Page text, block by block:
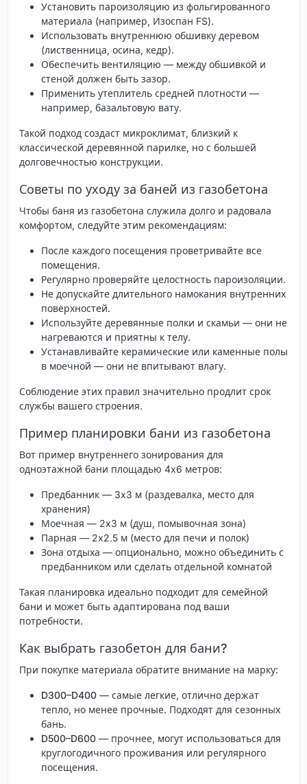
Установить пароизоляцию из фольгированного
материала (например, Изоспан FS).
Использовать внутреннюю обшивку деревом
(лиственница, осина, кедр).
Обеспечить вентиляцию — между обшивкой и
стеной должен быть зазор.
Применить утеплитель средней плотности —
например, базальтовую вату.
Такой подход создаст микроклимат, близкий к
классической деревянной парилке, но с большей
долговечностью конструкции.
Советы по уходу за баней из газобетона
Чтобы баня из газобетона служила долго и радовала
комфортом, следуйте этим рекомендациям:
После каждого посещения проветривайте все
помещения.
Регулярно проверяйте целостность пароизоляции.
Не допускайте длительного намокания внутренних
поверхностей.
Используйте деревянные полки и скамьи — они не
нагреваются и приятны к телу.
Устанавливайте керамические или каменные полы
в моечной — они не впитывают влагу.
Соблюдение этих правил значительно продлит срок
службы вашего строения.
Пример планировки бани из газобетона
Вот пример внутреннего зонирования для
одноэтажной бани площадью 4x6 метров:
Предбанник — 3x3 м (раздевалка, место для
хранения)
Моечная — 2x3 м (душ, помывочная зона)
Парная — 2x2.5 м (место для печи и полок)
Зона отдыха — опционально, можно объединить с
предбанником или сделать отдельной комнатой
Такая планировка идеально подходит для семейной
бани и может быть адаптирована под ваши
потребности.
Как выбрать газобетон для бани?
При покупке материала обратите внимание на марку:
D300–D400 — самые легкие, отлично держат
тепло, но менее прочные. Подходят для сезонных
бань.
D500–D600 — прочнее, могут использоваться для
круглогодичного проживания или регулярного
посещения.